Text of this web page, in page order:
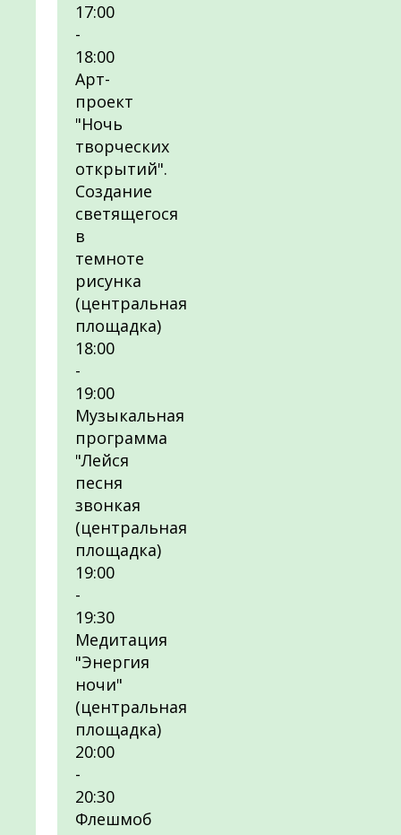
17:00
-
18:00
Арт-
проект
"Ночь
творческих
открытий".
Создание
светящегося
в
темноте
рисунка
(центральная
площадка)
18:00
-
19:00
Музыкальная
программа
"Лейся
песня
звонкая
(центральная
площадка)
19:00
-
19:30
Медитация
"Энергия
ночи"
(центральная
площадка)
20:00
-
20:30
Флешмоб